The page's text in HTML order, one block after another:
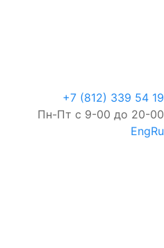
+7 (812) 339 54 19
Пн-Пт с 9-00 до 20-00
EngRu